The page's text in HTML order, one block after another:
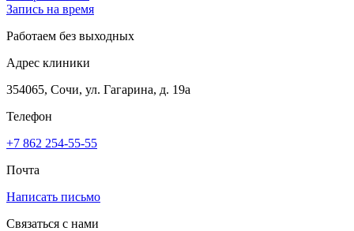
Запись на время
Работаем без выходных
Адрес клиники
354065, Сочи, ул. Гагарина, д. 19а
Телефон
+7 862 254-55-55
Почта
Написать письмо
Связаться с нами